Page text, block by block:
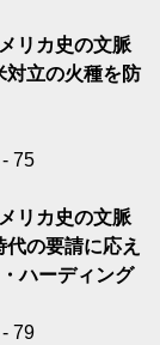
リカ史の文脈
対立の火種を防
75
リカ史の文脈
の要請に応え
ハーディング
79